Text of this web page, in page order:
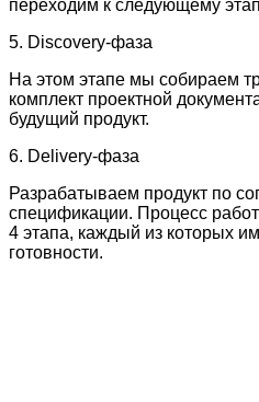
переходим к следующему
5. Discovery-фаза
На этом этапе мы собираем
комплект проектной
будущий продукт.
6. Delivery-фаза
Разрабатываем продукт по
спецификации. Процесс
4 этапа, каждый из которых
готовности.